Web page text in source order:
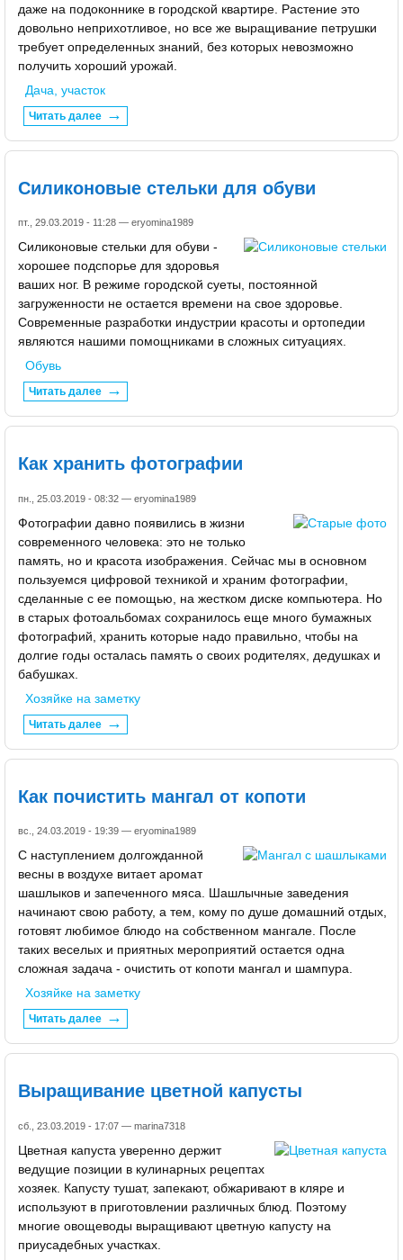
даже на подоконнике в городской квартире. Растение это
довольно неприхотливое, но все же выращивание петрушки
требует определенных знаний, без которых невозможно
получить хороший урожай.
Дача, участок
Читать далее
Силиконовые стельки для обуви
пт., 29.03.2019 - 11:28 — eryomina1989
Силиконовые стельки для обуви -
хорошее подспорье для здоровья
ваших ног. В режиме городской суеты, постоянной
загруженности не остается времени на свое здоровье.
Современные разработки индустрии красоты и ортопедии
являются нашими помощниками в сложных ситуациях.
Обувь
Читать далее
Как хранить фотографии
пн., 25.03.2019 - 08:32 — eryomina1989
Фотографии давно появились в жизни
современного человека: это не только
память, но и красота изображения. Сейчас мы в основном
пользуемся цифровой техникой и храним фотографии,
сделанные с ее помощью, на жестком диске компьютера. Но
в старых фотоальбомах сохранилось еще много бумажных
фотографий, хранить которые надо правильно, чтобы на
долгие годы осталась память о своих родителях, дедушках и
бабушках.
Хозяйке на заметку
Читать далее
Как почистить мангал от копоти
вс., 24.03.2019 - 19:39 — eryomina1989
С наступлением долгожданной
весны в воздухе витает аромат
шашлыков и запеченного мяса. Шашлычные заведения
начинают свою работу, а тем, кому по душе домашний отдых,
готовят любимое блюдо на собственном мангале. После
таких веселых и приятных мероприятий остается одна
сложная задача - очистить от копоти мангал и шампура.
Хозяйке на заметку
Читать далее
Выращивание цветной капусты
сб., 23.03.2019 - 17:07 — marina7318
Цветная капуста уверенно держит
ведущие позиции в кулинарных рецептах
хозяек. Капусту тушат, запекают, обжаривают в кляре и
используют в приготовлении различных блюд. Поэтому
многие овощеводы выращивают цветную капусту на
приусадебных участках.